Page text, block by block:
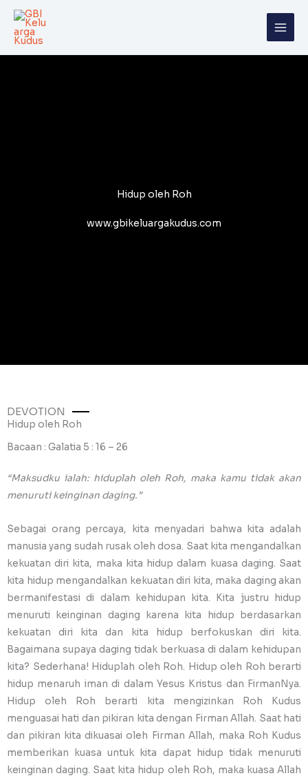
Skip
content
Hidup oleh Roh
www.gbikeluargakudus.com
DEVOTION
Hidup oleh Roh
Bacaan : Galatia 5 : 16 – 26
“Maksudku ialah: hiduplah oleh Roh, maka kamu tidak akan
menuruti keinginan daging.”
Sebagai orang percaya, kita menyadari bahwa kita adalah
manusia yang sudah rusak oleh dosa. Saat kita mengandalkan
kekuatan diri kita, maka kita hidup dalam kuasa daging. Saat
kita hidup mengandalkan kekuatan diri kita, maka daging akan
bermanifestasi di dalam kehidupan kita. Kita justru hidup
menuruti keinginan daging karena kita hidup berdasarkan
kekuatan diri kita dan kita hidup berfokuskan diri kita.
Bagaimana supaya daging tidak berkuasa di dalam kehidupan
kita? Sederhana! Hiduplah oleh Roh. Hidup oleh Roh berarti
hidup menaruh iman di dalam Yesus Kristus dan FirmanNya.
Hidup oleh Roh berarti kita mengizinkan Roh Kudus
menguasai hati dan pikiran kita dengan Firman Allah. Saat hati
dan pikiran kita dikuasai oleh Firman Allah, maka Roh Kudus
memberikan kuasa untuk kita dapat hidup tidak menuruti
keinginan daging. Saat kita hidup oleh Roh, maka kuasa Allah